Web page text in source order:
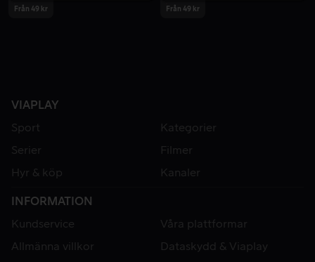
Från 49 kr Från 49 kr
VIAPLAY
Sport
Kategorier
Serier
Filmer
Hyr & köp
Kanaler
INFORMATION
Kundservice
Våra plattformar
Allmänna villkor
Dataskydd & Viaplay